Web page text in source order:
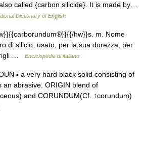
called {carbon silicide}. It is made by…
Dictionary of English
hw}}s. m. Nome
di silicio, usato, per la sua durezza, per
…
Enciclopedia di italiano
▪ a very hard black solid consisting of
an abrasive. ORIGIN blend of
and CORUNDUM(Cf. ↑corundum)